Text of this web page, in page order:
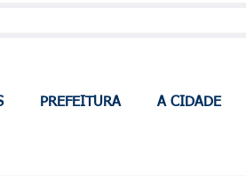
PREFEITURA A CIDADE